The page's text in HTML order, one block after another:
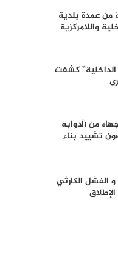
من عمدة بلدية
واللامركزية
الداخلية” كشفت
من (آدوابه
تشييد بناء
الفشل الكارثي